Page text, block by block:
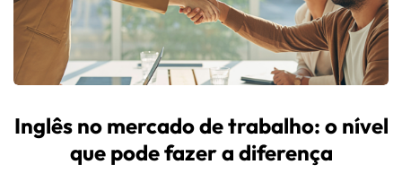
Inglês no mercado de trabalho: o nível
que pode fazer a diferença